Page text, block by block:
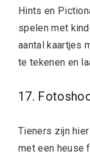
Hints en
spelen met
aantal kaartjes
te tekenen en
17.
Tieners zijn
met een heuse